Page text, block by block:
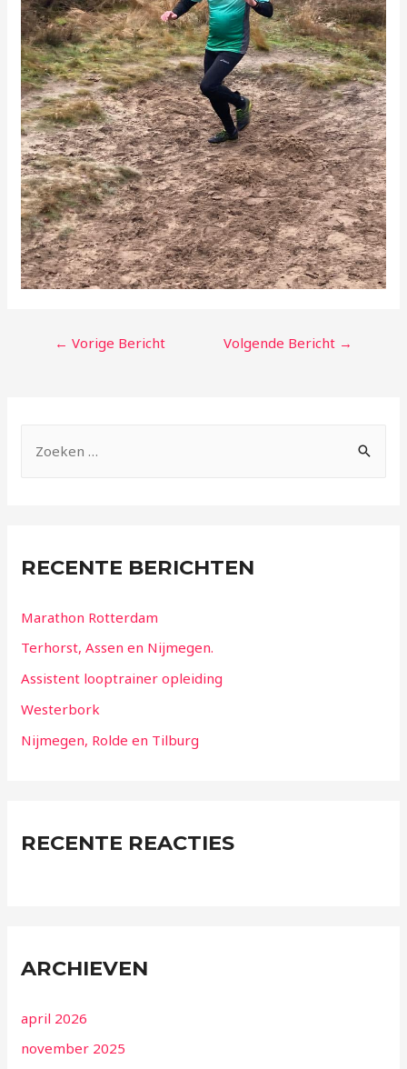
← Vorige Bericht Volgende Bericht →
RECENTE BERICHTEN
Marathon Rotterdam
Terhorst, Assen en Nijmegen.
Assistent looptrainer opleiding
Westerbork
Nijmegen, Rolde en Tilburg
RECENTE REACTIES
ARCHIEVEN
april 2026
november 2025